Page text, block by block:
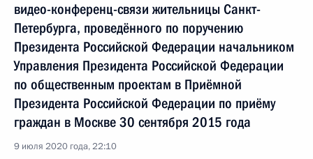
видео-конференц-связи жительницы Санкт-
Петербурга, проведённого по поручению
Президента Российской Федерации начальником
Управления Президента Российской Федерации
по общественным проектам в Приёмной
Президента Российской Федерации по приёму
граждан в Москве 30 сентября 2015 года
9 июля 2020 года, 22:10